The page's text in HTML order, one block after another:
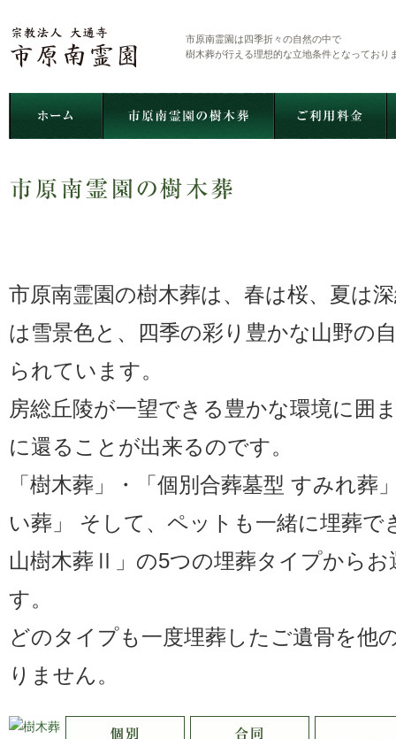
市原南霊園は四季折々の自然の中で
樹木葬が行える理想的な立地条件となっており
市原南霊園の樹木葬は、春は桜、夏は
は雪景色と、四季の彩り豊かな山野の
られています。
房総丘陵が一望できる豊かな環境に囲
に還ることが出来るのです。
「樹木葬」・「個別合葬墓型 すみれ葬
い葬」 そして、ペットも一緒に埋葬で
山樹木葬Ⅱ」の5つの埋葬タイプから
す。
どのタイプも一度埋葬したご遺骨を他
りません。